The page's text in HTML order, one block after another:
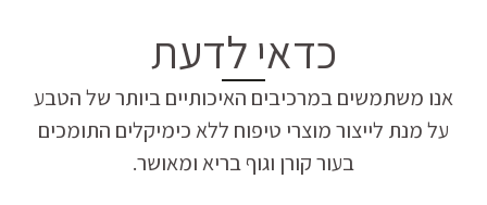
כדאי לדעת
אנו משתמשים במרכיבים האיכותיים ביותר של הטבע
על מנת לייצור מוצרי טיפוח ללא כימיקלים התומכים
בעור קורן וגוף בריא ומאושר.